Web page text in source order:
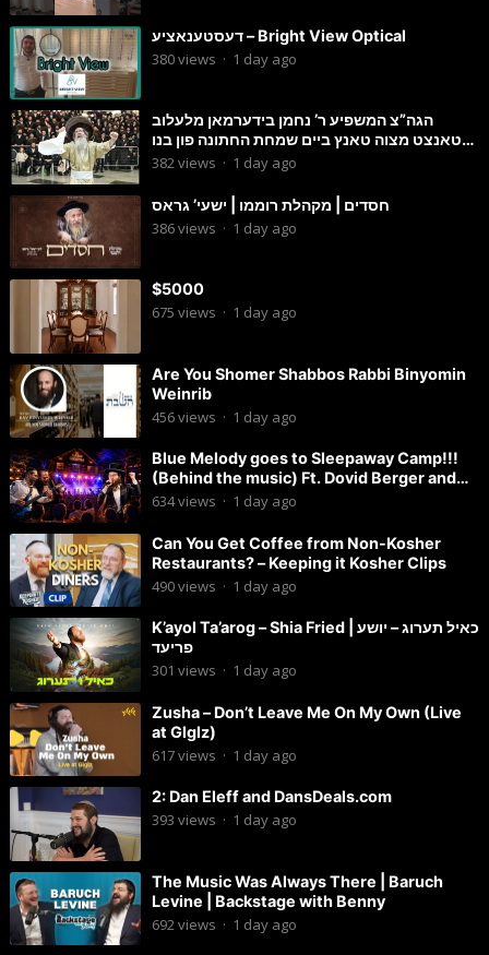
דעסטענאציע – Bright View Optical
380views · 1 day ago
הגה”צ המשפיע ר’ נחמן בידערמאן מלעלוב
טאנצט מצוה טאנץ ביים שמחת החתונה פון בנו
החתן
382views · 1 day ago
חסדים | מקהלת רוממו | ישעי’ גראס
386views · 1 day ago
$5000
675 views · 1 day ago
Are You Shomer Shabbos Rabbi Binyomin
Weinrib
456views · 1 day ago
Blue Melody goes to Sleepaway Camp!!!
(Behind the music) Ft. Dovid Berger and
Chaim Brown
634views · 1 day ago
Can You Get Coffee from Non-Kosher
Restaurants? – Keeping it Kosher Clips
490views · 1 day ago
K’ayol Ta’arog – Shia Fried | כאיל תערוג – יושע
פריעד
301 views · 1 day ago
Zusha – Don’t Leave Me On My Own (Live
at Glglz)
617views · 1 day ago
2: Dan Eleff and DansDeals.com
393 views · 1 day ago
The Music Was Always There | Baruch
Levine | Backstage with Benny
692views · 1 day ago